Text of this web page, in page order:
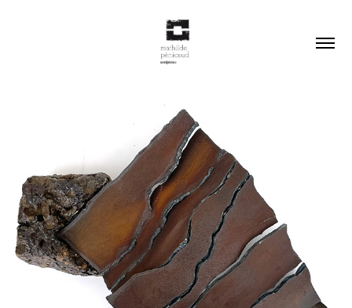
2026
COULÉE DE LAVE #2